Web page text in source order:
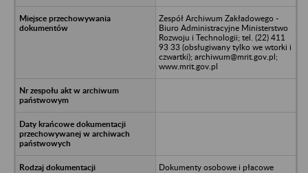
Zespół Archiwum Zakładowego -
Biuro Administracyjne Ministerstwo
Rozwoju i Technologii; tel. (22) 411
93 33 (obsługiwany tylko we wtorki i
czwartki); archiwum@mrit.gov.pl;
www.mrit.gov.pl
Dokumenty osobowe i płacowe